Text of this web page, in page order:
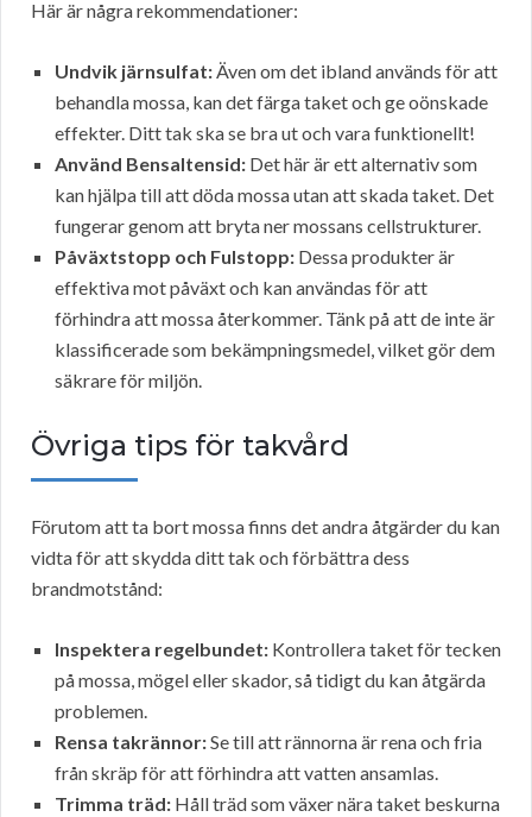
Här är några rekommendationer:
Undvik järnsulfat:Även om det ibland används för att
behandla mossa, kan det färga taket och ge oönskade
effekter. Ditt tak ska se bra ut och vara funktionellt!
Använd Bensaltensid: Det här är ett alternativ som
kan hjälpa till att döda mossa utan att skada taket. Det
fungerar genom att bryta ner mossans cellstrukturer.
Påväxtstopp och Fulstopp: Dessa produkter är
effektiva mot påväxt och kan användas för att
förhindra att mossa återkommer. Tänk på att de inte är
klassificerade som bekämpningsmedel, vilket gör dem
säkrare för miljön.
Övriga tips för takvård
Förutom att ta bort mossa finns det andra åtgärder du kan
vidta för att skydda ditt tak och förbättra dess
brandmotstånd:
Inspektera regelbundet: Kontrollera taket för tecken
på mossa, mögel eller skador, så tidigt du kan åtgärda
problemen.
Rensa takrännor:Se till att rännorna är rena och fria
från skräp för att förhindra att vatten ansamlas.
Trimma träd: Håll träd som växer nära taket beskurna